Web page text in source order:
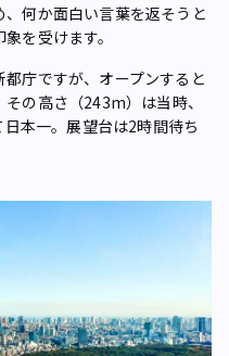
何か面白い言葉を返そうと
を受けます。
庁ですが、オープンすると
の高さ（243m）は当時、
本一。展望台は2時間待ち